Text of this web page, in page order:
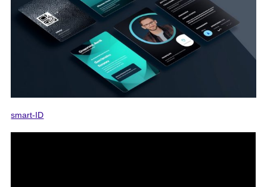
smart-ID